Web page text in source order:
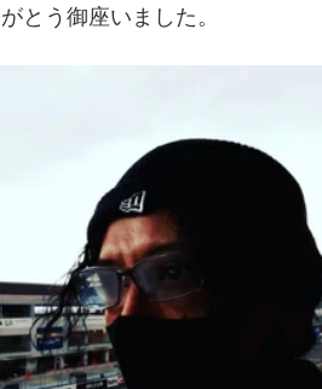
とう御座いました。